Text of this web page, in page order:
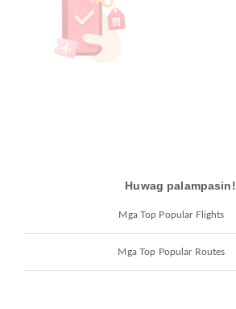
Huwag palampasin!
Mga Top Popular Flights
Mga Top Popular Routes